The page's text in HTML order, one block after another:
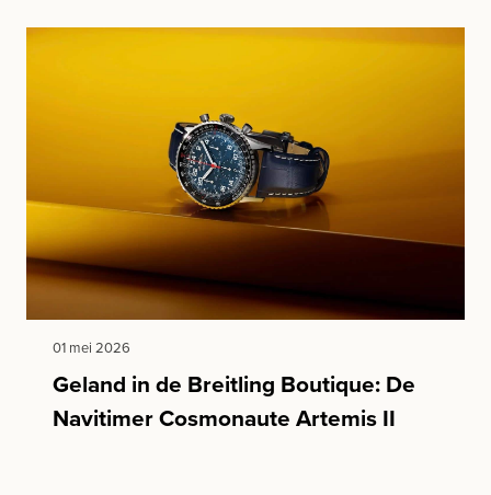
01 mei 2026
Geland in de Breitling Boutique: De
Navitimer Cosmonaute Artemis II